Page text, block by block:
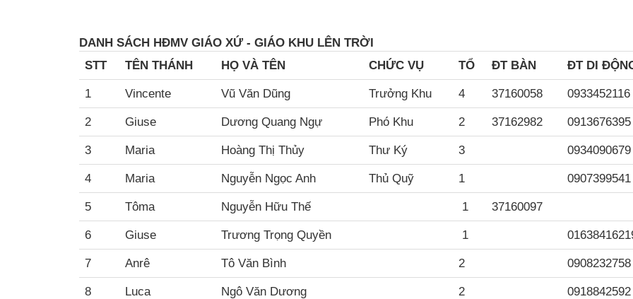
DANH SÁCH HĐMV GIÁO XỨ - GIÁO KHU LÊN TRỜI
STT
TÊN THÁNH HỌ VÀ TÊN CHỨC VỤ TỔ ĐT BÀN ĐT DI
1 Vincente Vũ Văn Dũng Trưởng Khu 4 37160058 0933452116
2 Giuse Dương Quang Ngự Phó Khu 2 37162982 0913676395
3 Maria Hoàng Thị Thủy Thư Ký 3 0934090679
4 Maria Nguyễn Ngọc Anh Thủ Quỹ 1 0907399541
5 Tôma Nguyễn Hữu Thế 1 37160097
6 Giuse Trương Trọng Quyền 1
7 Anrê Tô Văn Bình 2 0908232758
8 Luca Ngô Văn Dương 2 0918842592